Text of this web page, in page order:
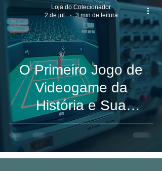
O Primeiro Jogo de
Videogame da
História e Sua
Importância na
Indústria dos Games
Loja do Colecionador
2 de jul.
3 min de leitura